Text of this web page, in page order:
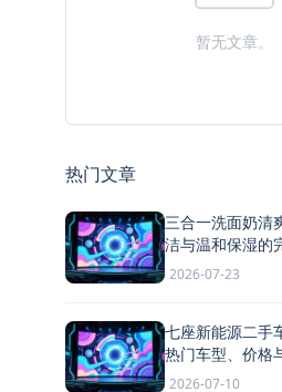
暂无文章。
热门文章
三合一洗面奶清
洁与温和保湿的
2026-07-23
七座新能源二手
热门车型、价格
2026-07-10